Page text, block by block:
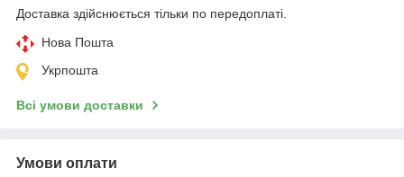
Доставка здійснюється тільки по передоплаті.
Нова Пошта
Укрпошта
Всі умови доставки
Умови оплати